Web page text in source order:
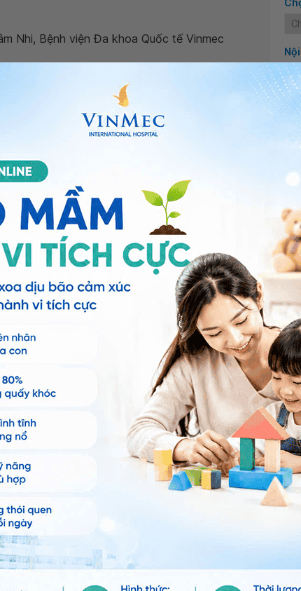
Nhi, Bệnh viện Đa khoa Quốc tế Vinmec
sốt nhưng không đỡ phải làm sao?
bé nhà bạn 8 tháng tuổi và đã sốt 4 ngày kèm
y tế để các bác sĩ khám làm xét nghiệm tìm
đến bệnh viện thuộc Hệ thống Y tế Vinmec
gửi câu hỏi đến Vinmec. Chúc bạn có thật
sốHOTLINE GÓI DỊCH VỤhoặc đặt
trên ứng dụng My Vinmec để quản lý, theo dõi
Chia sẻ
hạ sốt